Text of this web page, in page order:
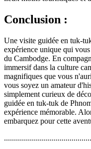
Conclusion :
Une visite guidée en tuk-
expérience unique qui
du Cambodge. En
immersif dans la culture
magnifiques que vous
vous soyez un amateur
simplement curieux de
guidée en tuk-tuk de
expérience mémorable.
embarquez pour cette